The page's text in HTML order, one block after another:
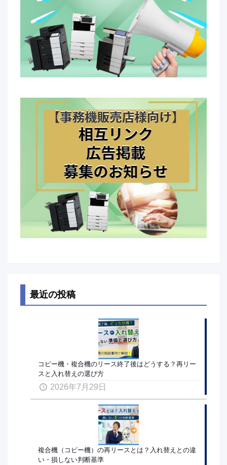
最近の投稿
コピー機・複合機のリース終了後はどうする？再リー
スと入れ替えの選び方
2026年7月29日
複合機（コピー機）の再リースとは？入れ替えとの違
い・損しない判断基準